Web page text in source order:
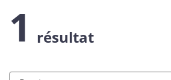
1 résultat